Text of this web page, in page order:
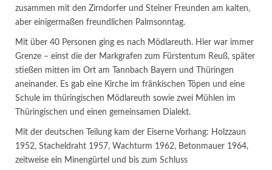
zusammen mit den Zirndorfer und Steiner Freunden am kalten,
aber einigermaßen freundlichen Palmsonntag.
Mit über 40 Personen ging es nach Mödlareuth. Hier war immer
Grenze – einst die der Markgrafen zum Fürstentum Reuß, später
stießen mitten im Ort am Tannbach Bayern und Thüringen
aneinander. Es gab eine Kirche im fränkischen Töpen und eine
Schule im thüringischen Mödlareuth sowie zwei Mühlen im
Thüringischen und einen gemeinsamen Dialekt.
Mit der deutschen Teilung kam der Eiserne Vorhang: Holzzaun
1952, Stacheldraht 1957, Wachturm 1962, Betonmauer 1964,
zeitweise ein Minengürtel und bis zum Schluss